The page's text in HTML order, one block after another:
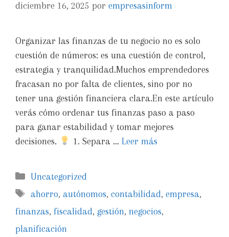
diciembre 16, 2025 por empresasinform
Organizar las finanzas de tu negocio no es solo
cuestión de números: es una cuestión de control,
estrategia y tranquilidad.Muchos emprendedores
fracasan no por falta de clientes, sino por no
tener una gestión financiera clara.En este artículo
verás cómo ordenar tus finanzas paso a paso
para ganar estabilidad y tomar mejores
decisiones.
1. Separa … Leer más
Uncategorized
ahorro,autónomos,contabilidad,empresa,
finanzas, fiscalidad, gestión, negocios,
planificación